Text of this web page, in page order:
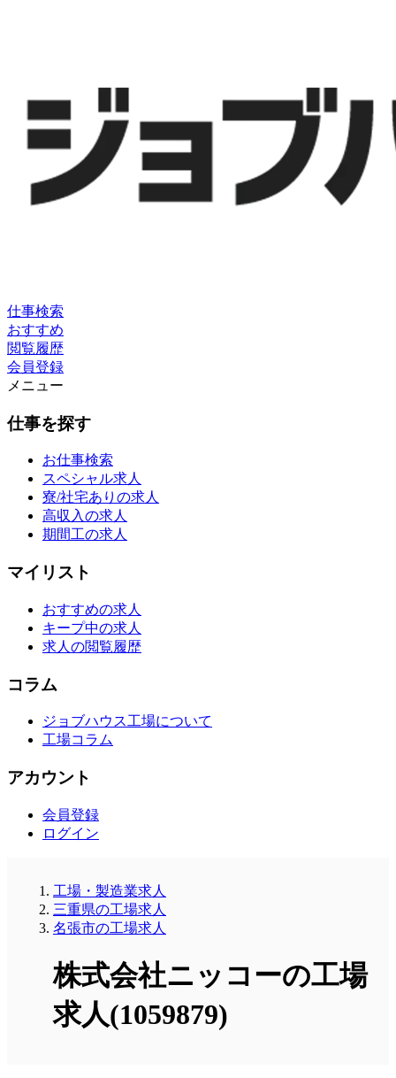
仕事検索
おすすめ
閲覧履歴
会員登録
メニュー
仕事を探す
お仕事検索
スペシャル求人
寮/社宅ありの求人
高収入の求人
期間工の求人
マイリスト
おすすめの求人
キープ中の求人
求人の閲覧履歴
コラム
ジョブハウス工場について
工場コラム
アカウント
会員登録
ログイン
工場・製造業求人
三重県の工場求人
名張市の工場求人
株式会社ニッコーの工場
求人(1059879)